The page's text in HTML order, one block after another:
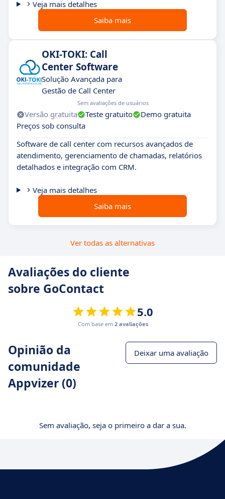
Veja mais detalhes
Saiba mais
OKI-TOKI: Call
Center Software
Solução Avançada para
Gestão de Call Center
Sem avaliações de usuários
Versão gratuita Teste gratuito
Demo gratuita
Preços sob consulta
Software de call center com recursos avançados de
atendimento, gerenciamento de chamadas, relatórios
detalhados e integração com CRM.
Veja mais detalhes
Saiba mais
Ver todas as alternativas
Avaliações do cliente
sobre GoContact
5.0
Com base em 2 avaliações
Opinião da
comunidade
Appvizer (0)
Deixar uma avaliação
Sem avaliação, seja o primeiro a dar a sua.